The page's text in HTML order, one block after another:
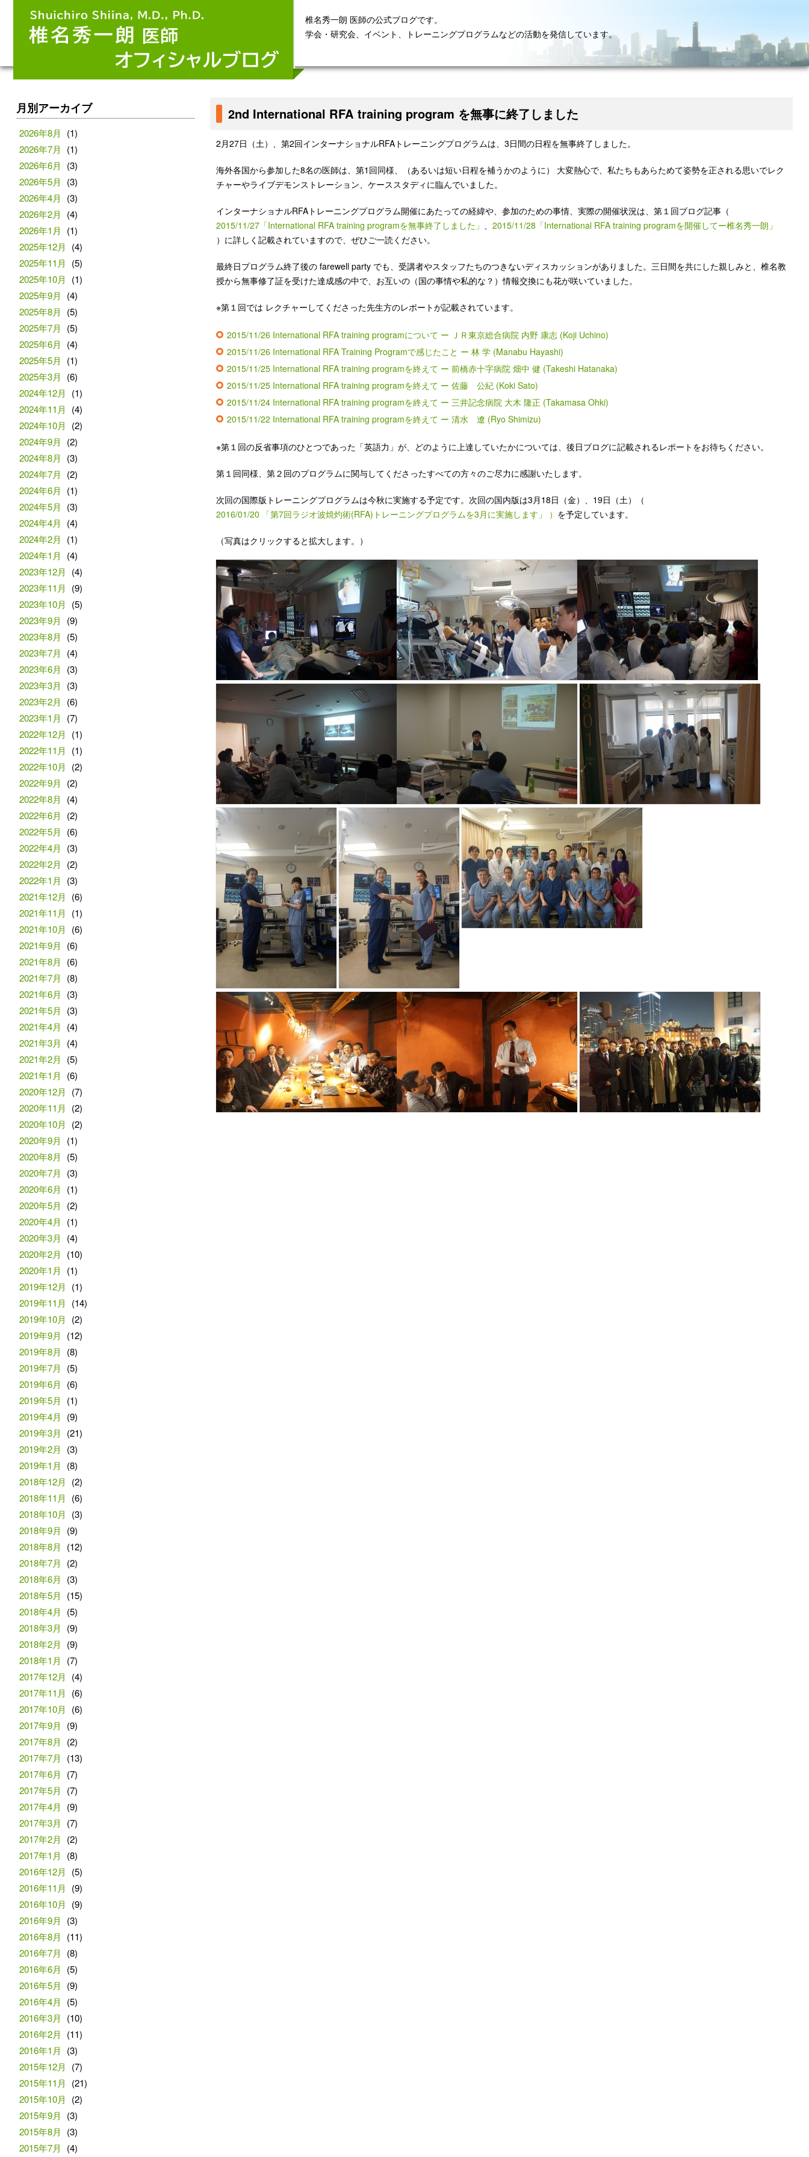
椎名秀一朗 医師の公式ブログです。
学会・研究会、イベント、トレーニングプログラムなどの活動を発信しています。
2nd International RFA training program を無事に終了しました
2月27日（土）、第2回インターナショナルRFAトレーニングプログラムは、3日間の日程を無事終了しました。
海外各国から参加した8名の医師は、第1回同様、（あるいは短い日程を補うかのように） 大変熱心で、私たちもあらためて姿勢を正される思いでレク
チャーやライブデモンストレーション、ケーススタディに臨んでいました。
インターナショナルRFAトレーニングプログラム開催にあたっての経緯や、参加のための事情、実際の開催状況は、第１回ブログ記事（
2015/11/27「International RFA training programを無事終了しました」 、2015/11/28 「International RFA training programを開催してー椎名秀一朗」
）に詳しく記載されていますので、ぜひご一読ください。
最終日プログラム終了後の farewell party でも、受講者やスタッフたちのつきないディスカッションがありました。三日間を共にした親しみと、椎名教
授から無事修了証を受けた達成感の中で、お互いの（国の事情や私的な？）情報交換にも花が咲いていました。
※第１回では レクチャーしてくださった先生方のレポートが記載されています。
2015/11/26 International RFA training programについて ー ＪＲ東京総合病院 内野 康志 (Koji Uchino)
2015/11/26 International RFA Training Programで感じたこと ー 林 学 (Manabu Hayashi)
2015/11/25 International RFA training programを終えて ー 前橋赤十字病院 畑中 健 (Takeshi Hatanaka)
2015/11/25 International RFA training programを終えて ー 佐藤 公紀 (Koki Sato)
2015/11/24 International RFA training programを終えて ー 三井記念病院 大木 隆正 (Takamasa Ohki)
2015/11/22 International RFA training programを終えて ー 清水 遼 (Ryo Shimizu)
※第１回の反省事項のひとつであった「英語力」が、どのように上達していたかについては、後日ブログに記載されるレポートをお待ちください。
第１回同様、第２回のプログラムに関与してくださったすべての方々のご尽力に感謝いたします。
次回の国際版トレーニングプログラムは今秋に実施する予定です。次回の国内版は3月18日（金）、19日（土）（
2016/01/20 「第7回ラジオ波焼灼術(RFA)トレーニングプログラムを3月に実施します 」 ） を予定しています。
（写真はクリックすると拡大します。）
月別アーカイブ
2026年8月
(1)
2026年7月
(1)
2026年6月
(3)
2026年5月
(3)
2026年4月
(3)
2026年2月
(4)
2026年1月
(1)
2025年12月
(4)
2025年11月
(5)
2025年10月
(1)
2025年9月
(4)
2025年8月
(5)
2025年7月
(5)
2025年6月
(4)
2025年5月
(1)
2025年3月
(6)
2024年12月
(1)
2024年11月
(4)
2024年10月
(2)
2024年9月
(2)
2024年8月
(3)
2024年7月
(2)
2024年6月
(1)
2024年5月
(3)
2024年4月
(4)
2024年2月
(1)
2024年1月
(4)
2023年12月
(4)
2023年11月
(9)
2023年10月
(5)
2023年9月
(9)
2023年8月
(5)
2023年7月
(4)
2023年6月
(3)
2023年3月
(3)
2023年2月
(6)
2023年1月
(7)
2022年12月
(1)
2022年11月
(1)
2022年10月
(2)
2022年9月
(2)
2022年8月
(4)
2022年6月
(2)
2022年5月
(6)
2022年4月
(3)
2022年2月
(2)
2022年1月
(3)
2021年12月
(6)
2021年11月
(1)
2021年10月
(6)
2021年9月
(6)
2021年8月
(6)
2021年7月
(8)
2021年6月
(3)
2021年5月
(3)
2021年4月
(4)
2021年3月
(4)
2021年2月
(5)
2021年1月
(6)
2020年12月
(7)
2020年11月
(2)
2020年10月
(2)
2020年9月
(1)
2020年8月
(5)
2020年7月
(3)
2020年6月
(1)
2020年5月
(2)
2020年4月
(1)
2020年3月
(4)
2020年2月
(10)
2020年1月
(1)
2019年12月
(1)
2019年11月
(14)
2019年10月
(2)
2019年9月
(12)
2019年8月
(8)
2019年7月
(5)
2019年6月
(6)
2019年5月
(1)
2019年4月
(9)
2019年3月
(21)
2019年2月
(3)
2019年1月
(8)
2018年12月
(2)
2018年11月
(6)
2018年10月
(3)
2018年9月
(9)
2018年8月
(12)
2018年7月
(2)
2018年6月
(3)
2018年5月
(15)
2018年4月
(5)
2018年3月
(9)
2018年2月
(9)
2018年1月
(7)
2017年12月
(4)
2017年11月
(6)
2017年10月
(6)
2017年9月
(9)
2017年8月
(2)
2017年7月
(13)
2017年6月
(7)
2017年5月
(7)
2017年4月
(9)
2017年3月
(7)
2017年2月
(2)
2017年1月
(8)
2016年12月
(5)
2016年11月
(9)
2016年10月
(9)
2016年9月
(3)
2016年8月
(11)
2016年7月
(8)
2016年6月
(5)
2016年5月
(9)
2016年4月
(5)
2016年3月
(10)
2016年2月
(11)
2016年1月
(3)
2015年12月
(7)
2015年11月
(21)
2015年10月
(2)
2015年9月
(3)
2015年8月
(3)
2015年7月
(4)